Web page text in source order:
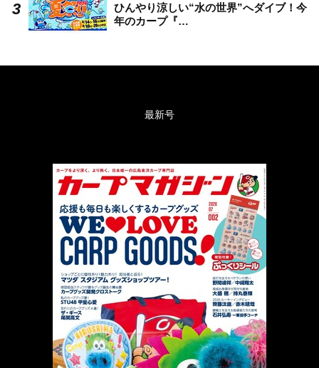
ひんやり涼しい“水の世界”へダイブ！今
年のカープ『…
最新号